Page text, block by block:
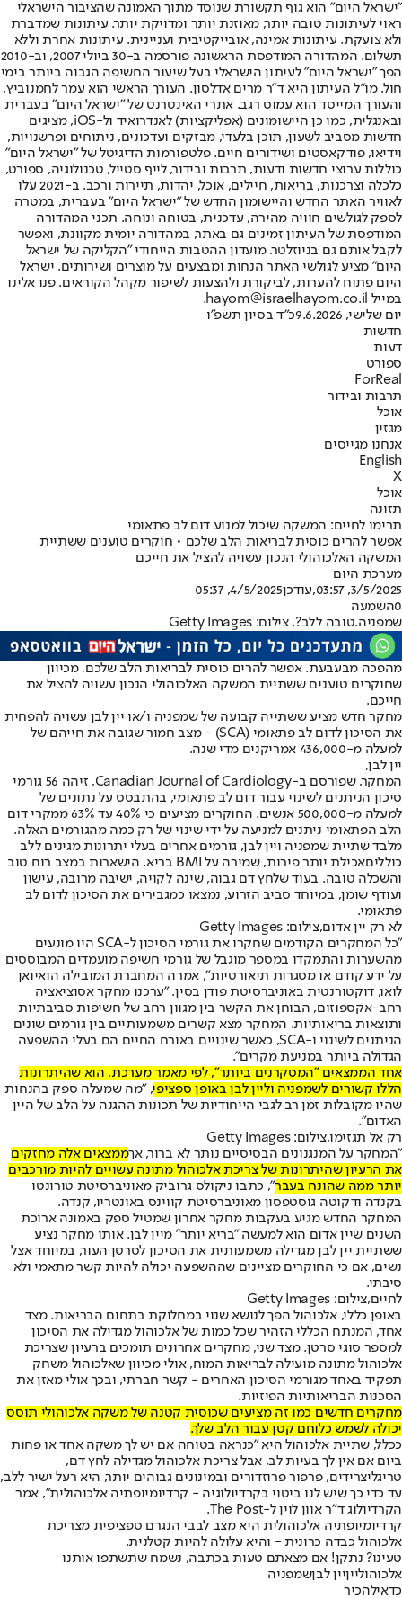
"ישראל היום" הוא גוף תקשורת שנוסד מתוך האמונה שהציבור הישראלי
ראוי לעיתונות טובה יותר, מאוזנת יותר ומדויקת יותר. עיתונות שמדברת
ולא צועקת. עיתונות אמינה, אובייקטיבית ועניינית. עיתונות אחרת וללא
תשלום. המהדורה המודפסת הראשונה פורסמה ב-30 ביולי 2007, וב-2010
הפך "ישראל היום" לעיתון הישראלי בעל שיעור החשיפה הגבוה ביותר בימי
חול. מו"ל העיתון היא ד"ר מרים אדלסון. העורך הראשי הוא עמר לחמנוביץ,
והעורך המייסד הוא עמוס רגב. אתרי האינטרנט של "ישראל היום" בעברית
ובאנגלית, כמו כן היישומונים (אפליקציות) לאנדרואיד ול-iOS, מציגים
חדשות מסביב לשעון, תוכן בלעדי, מבזקים ועדכונים, ניתוחים ופרשנויות,
וידיאו, פודקאסטים ושידורים חיים. פלטפורמות הדיגיטל של "ישראל היום"
כוללות ערוצי חדשות ודעות, תרבות ובידור, לייף סטייל, טכנולוגיה, ספורט,
כלכלה וצרכנות, בריאות, חיילים, אוכל, יהדות, תיירות ורכב. ב-2021 עלו
לאוויר האתר החדש והיישומון החדש של "ישראל היום" בעברית, במטרה
לספק לגולשים חוויה מהירה, עדכנית, בטוחה ונוחה. תכני המהדורה
המודפסת של העיתון זמינים גם באתר, במהדורה יומית מקוונת, ואפשר
לקבל אותם גם בניוזלטר. מועדון ההטבות הייחודי "הקליקה של ישראל
היום" מציע לגולשי האתר הנחות ומבצעים על מוצרים ושירותים. ישראל
היום פתוח להערות, לביקורת ולהצעות לשיפור מקהל הקוראים. פנו אלינו
במייל hayom@israelhayom.co.il.
יום שלישי, 9.6.2026
כ"ד בסיון תשפ"ו
חדשות
דעות
ספורט
ForReal
תרבות ובידור
אוכל
מגזין
אנחנו מגייסים
English
X
אוכל
תזונה
תרימו לחיים: המשקה שיכול למנוע דום לב פתאומי
אפשר להרים כוסית לבריאות הלב שלכם • חוקרים טוענים ששתיית
המשקה האלכוהולי הנכון עשויה להציל את חייכם
מערכת היום
3/5/2025, 03:57
,עודכן4/5/2025, 05:37
0השמעה
שמפניה.טובה ללב?. צילום: Getty Images
מהפכה מבעבעת. אפשר להרים כוסית לבריאות הלב שלכם, מכיוון
שחוקרים טוענים ששתיית המשקה האלכוהולי הנכון עשויה להציל את
חייכם.
מחקר חדש מציע ששתייה קבועה של שמפניה ו/או יין לבן עשויה להפחית
את הסיכון לדום לב פתאומי (SCA) - מצב חמור שגובה את חייהם של
למעלה מ-436,000 אמריקנים מדי שנה.
יין לבן,
המחקר, שפורסם ב-Canadian Journal of Cardiology, זיהה 56 גורמי
סיכון הניתנים לשינוי עבור דום לב פתאומי, בהתבסס על נתונים של
למעלה מ-500,000 אנשים. החוקרים מציעים כי 40% עד 63% ממקרי דום
הלב הפתאומי ניתנים למניעה על ידי שינוי של רק כמה מהגורמים האלה.
מלבד שתיית שמפניה ויין לבן, גורמים אחרים בעלי יתרונות מגינים ללב
כולליםאכילת יותר פירות
, שמירה על BMI בריא, הישארות במצב רוח טוב
והשכלה טובה. בעוד שלחץ דם גבוה, שינה לקויה, ישיבה מרובה, עישון
ועודף שומן, במיוחד סביב הזרוע, נמצאו כמגבירים את הסיכון לדום לב
פתאומי.
לא רק יין אדום,צילום: Getty Images
"כל המחקרים הקודמים שחקרו את גורמי הסיכון ל-SCA היו מונעים
מהשערות והתמקדו במספר מוגבל של גורמי חשיפה מועמדים המבוססים
על ידע קודם או מסגרות תיאורטיות", אמרה המחברת המובילה הואיואן
לואו, דוקטורנטית באוניברסיטת פודן בסין. "ערכנו מחקר אסוציאציה
רחב-אקספוזום, הבוחן את הקשר בין מגוון רחב של חשיפות סביבתיות
ותוצאות בריאותיות. המחקר מצא קשרים משמעותיים בין גורמים שונים
הניתנים לשינוי ו-SCA, כאשר שינויים באורח החיים הם בעלי ההשפעה
הגדולה ביותר במניעת מקרים".
אחד הממצאים "המסקרנים ביותר", לפי מאמר מערכת, הוא שהיתרונות
הללו קשורים לשמפניה וליין לבן באופן ספציפי, "מה שמעלה ספק בהנחות
שהיו מקובלות זמן רב לגבי הייחודיות של תכונות ההגנה על הלב של היין
האדום".
רק אל תגזימו,צילום: Getty Images
"המחקר על המנגנונים הבסיסיים נותר לא ברור, אךממצאים אלה מחזקים
את הרעיון שהיתרונות של צריכת אלכוהול מתונה עשויים להיות מורכבים
יותר ממה שהונח בעבר", כתבו ניקולס גרוביק מאוניברסיטת טורונטו
בקנדה ודקוטה גוסטפסון מאוניברסיטת קווינס באונטריו, קנדה.
המחקר החדש מגיע בעקבות מחקר אחרון שמטיל ספק באמונה ארוכת
השנים שיין אדום הוא למעשה "בריא יותר" מיין לבן. אותו מחקר נציע
ששתיית יין לבן מגדילה משמעותית את הסיכון לסרטן העור, במיוחד אצל
נשים, אם כי החוקרים מציינים שההשפעה יכולה להיות קשר מתאמי ולא
סיבתי.
לחיים,צילום: Getty Images
באופן כללי, אלכוהול הפך לנושא שנוי במחלוקת בתחום הבריאות. מצד
אחד, המנתח הכללי הזהיר שכל כמות של אלכוהול מגדילה את הסיכון
למספר סוגי סרטן. מצד שני, מחקרים אחרונים תומכים ברעיון שצריכת
אלכוהול מתונה מועילה לבריאות המוח, אולי מכיוון שאלכוהול משחק
תפקיד באחד מגורמי הסיכון האחרים - קשר חברתי, ובכך אולי מאזן את
הסכנות הבריאותיות הפיזיות.
מחקרים חדשים כמו זה מציעים שכוסית קטנה של משקה אלכוהולי תוסס
יכולה לשמש כלוחם קטן עבור הלב שלך.
ככלל, שתיית אלכוהול היא "כנראה בטוחה אם יש לך משקה אחד או פחות
ביום אם אין לך בעיות לב, אבל צריכת אלכוהול מגדילה לחץ דם,
טריגליצרידים, פרפור פרוזדורים ובמינונים גבוהים יותר, היא רעל ישיר ללב,
עד כדי כך שיש לנו ביטוי בקרדיולוגיה - קרדיומיופתיה אלכוהולית", אמר
הקרדיולוג ד"ר אוון לוין ל-The Post.
קרדיומיופתיה אלכוהולית היא מצב לבבי הנגרם ספציפית מצריכת
אלכוהול כבדה כרונית - והיא עלולה להיות קטלנית.
טעינו? נתקן! אם מצאתם טעות בכתבה, נשמח שתשתפו אותנו
אלכוהולייןיין לבןשמפניה
כדאילהכיר